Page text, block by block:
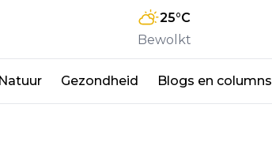
25°C
Bewolkt
Natuur Gezondheid Blogs en columns